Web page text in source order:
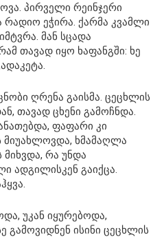
პირველი რეინჯერი
ეჭირა. ქარმა კვამლი
მან სცადა
თავად იყო ხაფანგში: ხე
ღრენა გაისმა. ცეცხლის
თავად ცხენი გამოჩნდა.
ფაფარი კი
ხმამაღლა
რა უნდა
ადგილისკენ გაიქცა.
უკან იყურებოდა,
გამოვიდნენ ისინი ცეცხლის